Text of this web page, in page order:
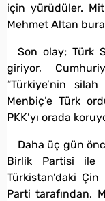
için yürüdüler.
Mehmet Altan
Son olay; Türk
giriyor,
“Türkiye’nin silah
Menbiç’e Türk
PKK’yı orada
Daha üç gün
Birlik Partisi ile
Türkistan’daki
Parti tarafından.